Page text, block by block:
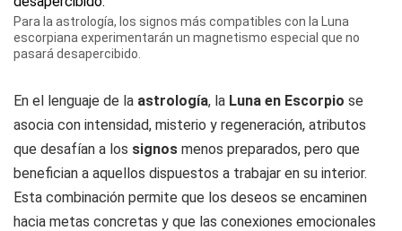
Para la astrología, los signos más compatibles con la Luna
escorpiana experimentarán un magnetismo especial que no
pasará desapercibido.
En el lenguaje de la astrología, la Luna en Escorpio se
asocia con intensidad, misterio y regeneración, atributos
que desafían a los signos menos preparados, pero que
benefician a aquellos dispuestos a trabajar en su interior.
Esta combinación permite que los deseos se encaminen
hacia metas concretas y que las conexiones emocionales